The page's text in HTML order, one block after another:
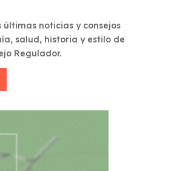
últimas noticias y consejos
salud, historia y estilo de
Regulador.